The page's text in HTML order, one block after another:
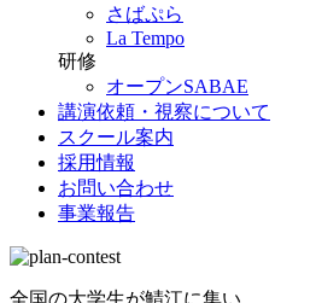
さばぷら
La Tempo
研修
オープンSABAE
講演依頼・視察について
スクール案内
採用情報
お問い合わせ
事業報告
全国の大学生が鯖江に集い